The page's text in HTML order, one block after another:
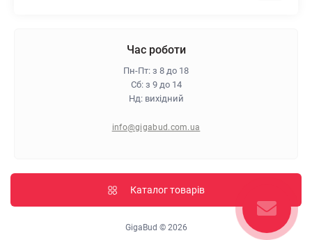
Гарантія та повернення
Політика конфіденційності
Час роботи
Пн-Пт: з 8 до 18
Сб: з 9 до 14
Нд: вихідний
info@gigabud.com.ua
Каталог товарів
GigaBud © 2026